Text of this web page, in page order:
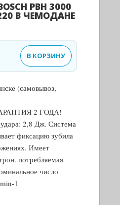
PBH 3000
В ЧЕМОДАНЕ
В КОРЗИНУ
(самовывоз,
2 ГОДА!
2,8 Дж. Система
фиксацию зубила
Имеет
потребляемая
число
1